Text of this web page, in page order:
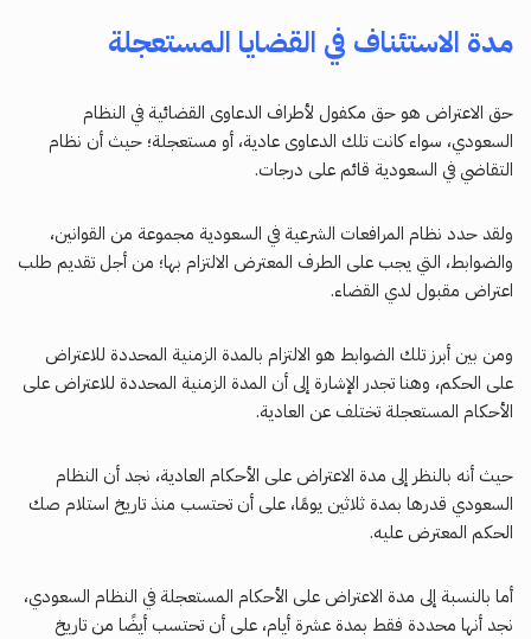
مدة الاستئناف في القضايا المستعجلة
حق الاعتراض هو حق مكفول لأطراف الدعاوى القضائية في النظام
السعودي، سواء كانت تلك الدعاوى عادية، أو مستعجلة؛ حيث أن نظام
التقاضي في السعودية قائم على درجات.
ولقد حدد نظام المرافعات الشرعية في السعودية مجموعة من القوانين،
والضوابط، التي يجب على الطرف المعترض الالتزام بها؛ من أجل تقديم طلب
اعتراض مقبول لدي القضاء.
ومن بين أبرز تلك الضوابط هو الالتزام بالمدة الزمنية المحددة للاعتراض
على الحكم، وهنا تجدر الإشارة إلى أن المدة الزمنية المحددة للاعتراض على
الأحكام المستعجلة تختلف عن العادية.
حيث أنه بالنظر إلى مدة الاعتراض على الأحكام العادية، نجد أن النظام
السعودي قدرها بمدة ثلاثين يومًا، على أن تحتسب منذ تاريخ استلام صك
الحكم المعترض عليه.
أما بالنسبة إلى مدة الاعتراض على الأحكام المستعجلة في النظام السعودي،
نجد أنها محددة فقط بمدة عشرة أيام، على أن تحتسب أيضًا من تاريخ